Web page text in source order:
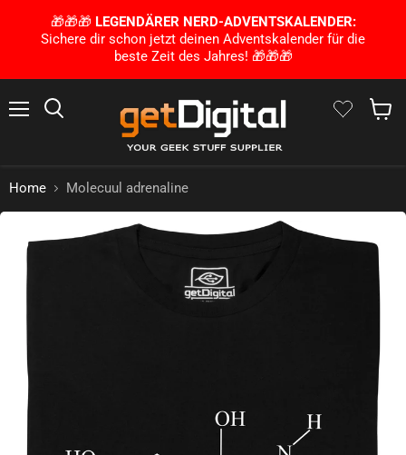
🎁🎁🎁 LEGENDÄRER NERD-ADVENTSKALENDER:
Sichere dir schon jetzt deinen Adventskalender für die
beste Zeit des Jahres! 🎁🎁🎁
Home Molecuul adrenaline